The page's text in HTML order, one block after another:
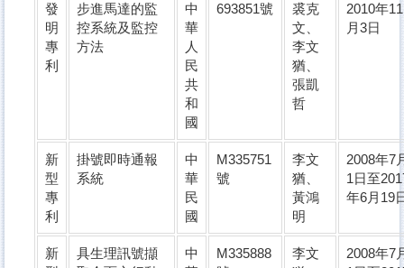
發
明
專
利
步進馬達的監
控系統及監控
方法
中
華
人
民
共
和
國
693851號
裘克
文、
李文
猶、
張凱
哲
2010年11
月3日
新
型
專
利
掛號即時通報
系統
中
華
民
國
M335751
號
李文
猶、
黃鴻
明
2008年7
1日至
年6月19
新
具生理訊號擷
中
M335888
李文
2008年7